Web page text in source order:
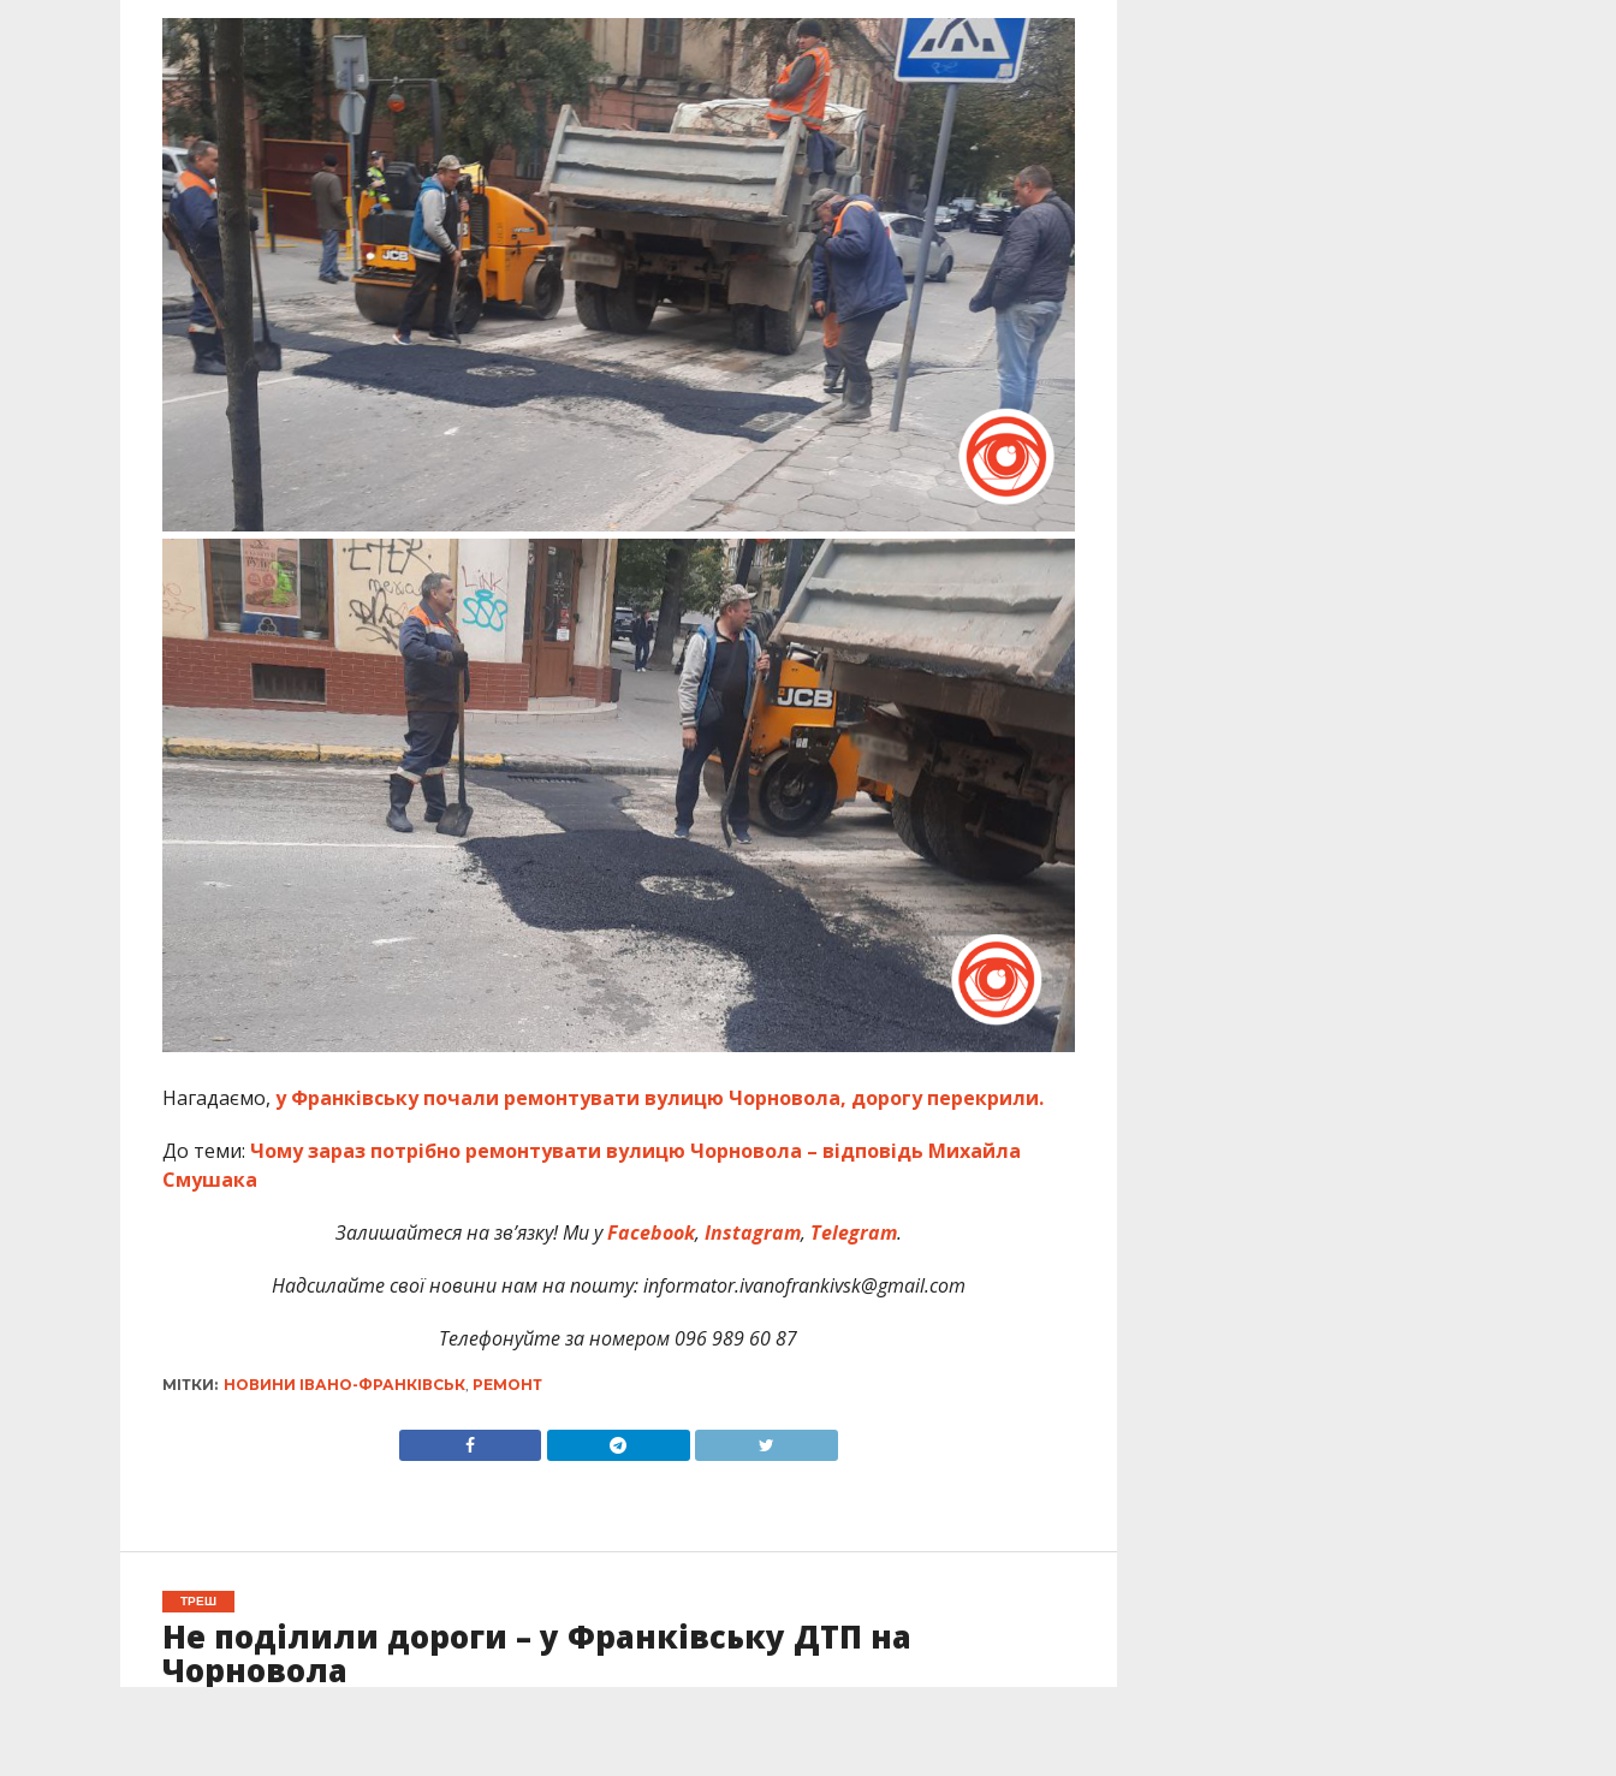
Нагадаємо, у Франківську почали ремонтувати вулицю Чорновола, дорогу перекрили.
До теми: Чому зараз потрібно ремонтувати вулицю Чорновола – відповідь Михайла
Смушака
Залишайтеся на зв’язку! Ми уFacebook, Instagram, Telegram.
Надсилайте свої новини нам на пошту: informator.ivanofrankivsk@gmail.com
Телефонуйте за номером 096 989 60 87
МІТКИ: НОВИНИ ІВАНО-ФРАНКІВСЬК, РЕМОНТ
ТРЕШ
Не поділили дороги – у Франківську ДТП на
Чорновола